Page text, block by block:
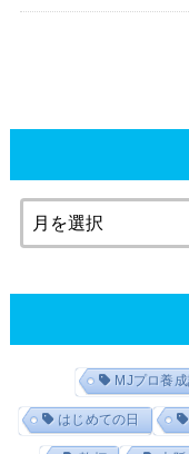
MJプロ養
はじめての日